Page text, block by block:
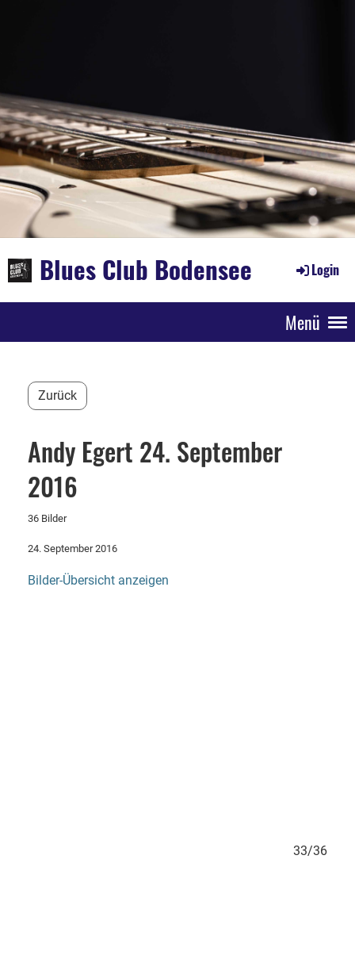
Blues Club Bodensee Login
Menü
Zurück
Andy Egert 24. September
2016
36 Bilder
24. September 2016
Bilder-Übersicht anzeigen
33/36